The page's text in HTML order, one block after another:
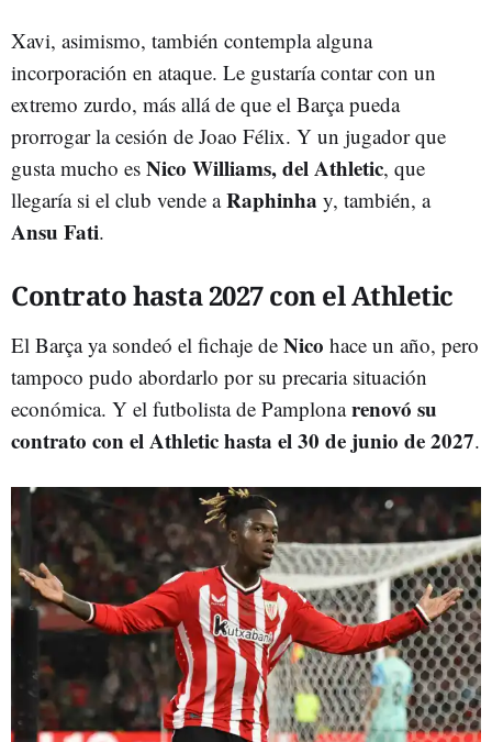
Xavi, asimismo, también contempla alguna
incorporación en ataque. Le gustaría contar con un
extremo zurdo, más allá de que el Barça pueda
prorrogar la cesión de Joao Félix. Y un jugador que
gusta mucho es Nico Williams, del Athletic, que
llegaría si el club vende aRaphinha y, también, a
Ansu Fati.
Contrato hasta 2027 con el Athletic
El Barça ya sondeó el fichaje de Nico hace un año, pero
tampoco pudo abordarlo por su precaria situación
económica. Y el futbolista de Pamplonarenovó su
contrato con el Athletic hasta el 30 de junio de 2027.